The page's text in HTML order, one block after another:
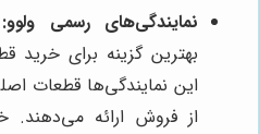
نمایندگی‌های رسمی ولوو:
بهترین گزینه برای خرید
این نمایندگی‌ها قطعات
از فروش ارائه می‌دهند.